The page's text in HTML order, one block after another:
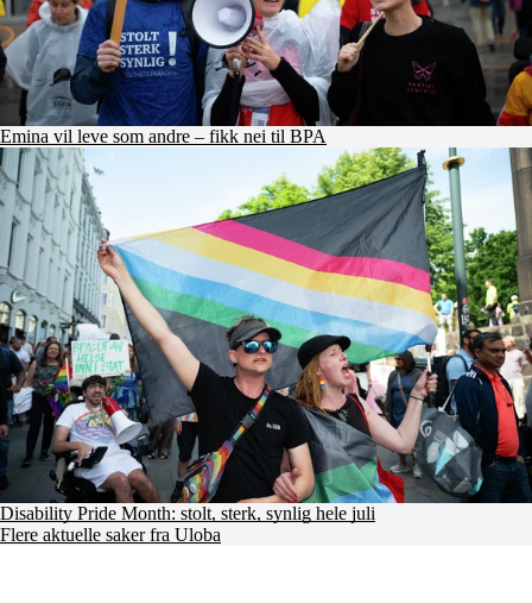
Emina vil leve som andre – fikk nei til BPA
Disability Pride Month: stolt, sterk, synlig hele juli
Flere aktuelle saker fra Uloba